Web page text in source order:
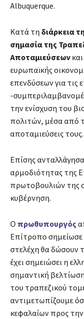
Albuquerque.
Κατά τη διάρκεια
σημασία της
Αποταμιεύσεων
ευρωπαϊκής
επενδύσεων για τις
-
την ενίσχυση του
πολιτών, μέσα από
αποταμιεύσεις τους.
Επίσης
αρμοδιότητας της
πρωτοβουλιών της
κυβέρνηση.
Ο πρωθυπουργός
Επίτροπο σημείωσε
στελέχη θα δώσουν
έχει σημειώσει η
σημαντική
του τραπεζικού
αντιμετωπίζουμε
κεφαλαίων προς